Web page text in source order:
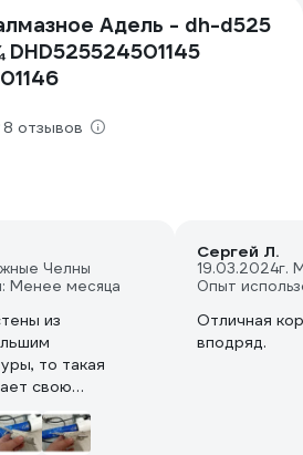
Адель - dh-d525
8 отзывов
Челны
Менее месяца
из
то такая
свою
В нашем случае,
в
Сергей Л.
19.03.2024г.
Опыт
Отличная
вподряд.